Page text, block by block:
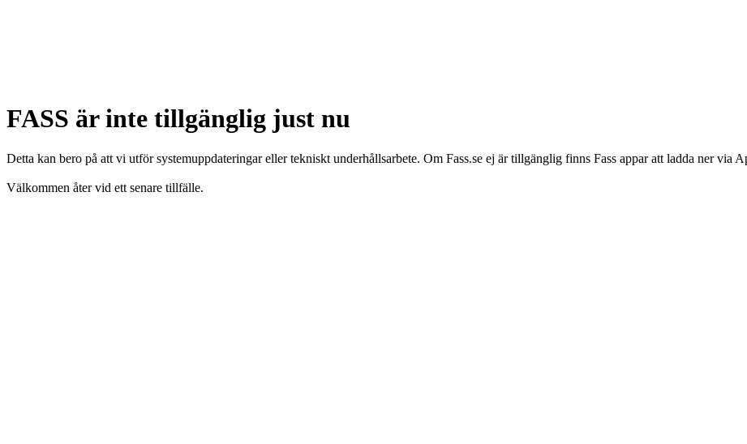
FASS är inte tillgänglig just nu
Detta kan bero på att vi utför systemuppdateringar eller tekniskt underhållsarbete. Om Fass.se ej är tillgänglig finns Fass appar att ladda ner via
Välkommen åter vid ett senare tillfälle.